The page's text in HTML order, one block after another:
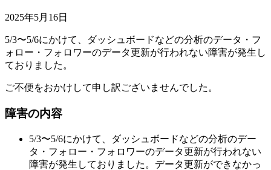
2025年5月16日
5/3〜5/6にかけて、ダッシュボードなどの分析のデータ・フ
ォロー・フォロワーのデータ更新が行われない障害が発生し
ておりました。
ご不便をおかけして申し訳ございませんでした。
障害の内容
5/3〜5/6にかけて、ダッシュボードなどの分析のデー
タ・フォロー・フォロワーのデータ更新が行われない
障害が発生しておりました。データ更新ができなかっ